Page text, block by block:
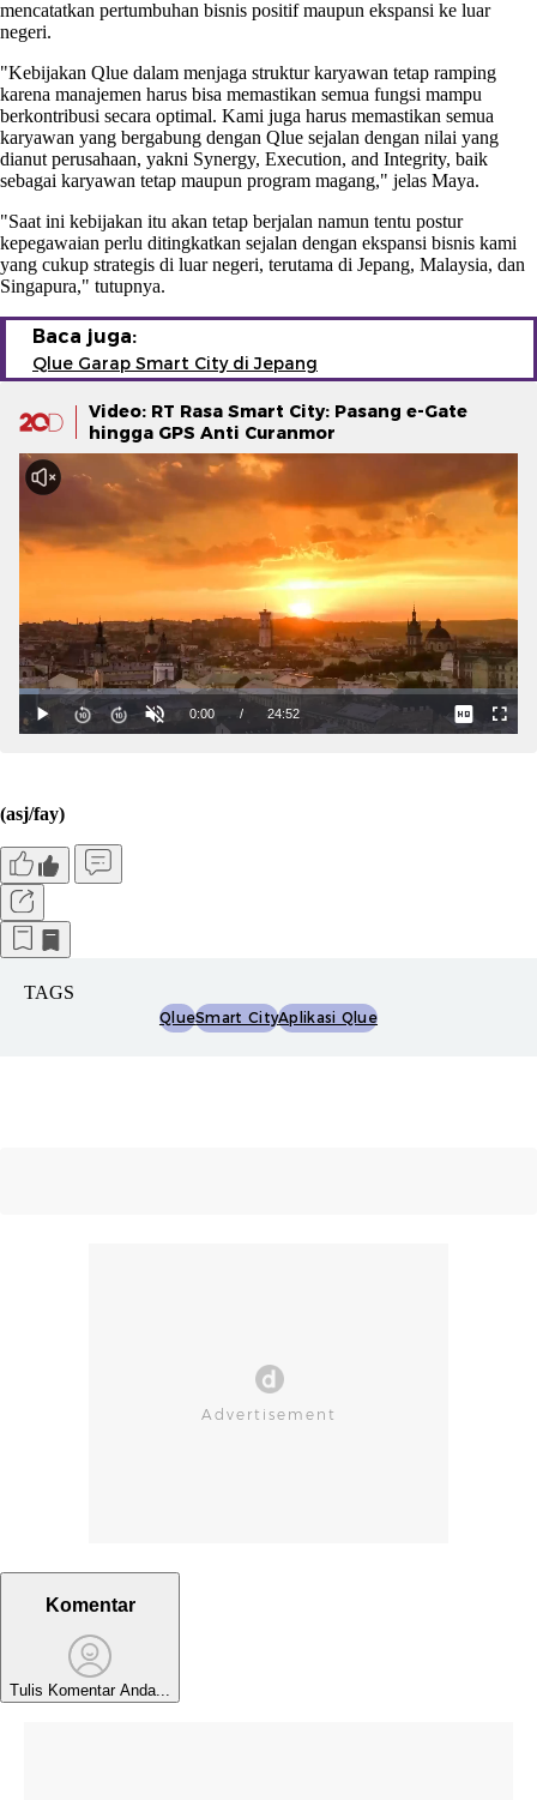
mencatatkan pertumbuhan bisnis positif maupun ekspansi ke luar
negeri.
"Kebijakan Qlue dalam menjaga struktur karyawan tetap ramping
karena manajemen harus bisa memastikan semua fungsi mampu
berkontribusi secara optimal. Kami juga harus memastikan semua
karyawan yang bergabung dengan Qlue sejalan dengan nilai yang
dianut perusahaan, yakni Synergy, Execution, and Integrity, baik
sebagai karyawan tetap maupun program magang," jelas Maya.
"Saat ini kebijakan itu akan tetap berjalan namun tentu postur
kepegawaian perlu ditingkatkan sejalan dengan ekspansi bisnis kami
yang cukup strategis di luar negeri, terutama di Jepang, Malaysia, dan
Singapura," tutupnya.
Baca juga:
Qlue Garap Smart City di Jepang
Video: RT Rasa Smart City: Pasang e-Gate
hingga GPS Anti Curanmor
(asj/fay)
TAGS
QlueSmart CityAplikasi Qlue
Komentar
Tulis Komentar Anda...